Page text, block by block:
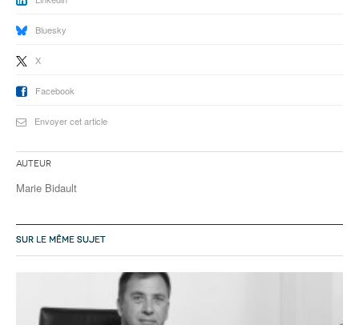
Bluesky
X
Facebook
Envoyer cet article
Auteur
Marie Bidault
SUR LE MÊME SUJET